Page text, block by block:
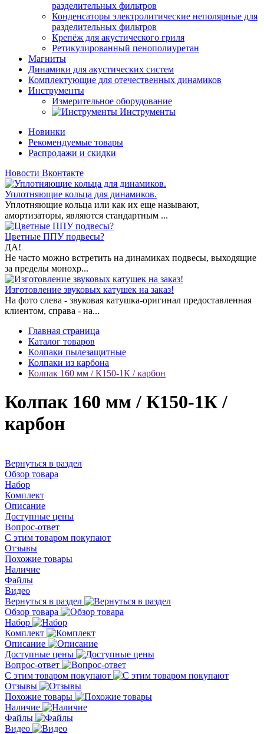
разделительных фильтров
Конденсаторы электролитические неполярные для
разделительных фильтров
Крепёж для акустического гриля
Ретикулированный пенополиуретан
Магниты
Динамики для акустических систем
Комплектующие для отечественных динамиков
Инструменты
Измерительное оборудование
Инструменты
Новинки
Рекомендуемые товары
Распродажи и скидки
Новости Вконтакте
Уплотняющие кольца для динамиков.
Уплотняющие кольца или как их еще называют,
амортизаторы, являются стандартным ...
Цветные ППУ подвесы?
ДА!
Не часто можно встретить на динамиках подвесы, выходящие
за пределы монохр...
Изготовление звуковых катушек на заказ!
На фото слева - звуковая катушка-оригинал предоставленная
клиентом, справа - на...
Главная страница
Каталог товаров
Колпаки пылезащитные
Колпаки из карбона
Колпак 160 мм / К150-1К / карбон
Колпак 160 мм / К150-1К /
карбон
Вернуться в раздел
Обзор товара
Набор
Комплект
Описание
Доступные цены
Вопрос-ответ
С этим товаром покупают
Отзывы
Похожие товары
Наличие
Файлы
Видео
Вернуться в раздел
Обзор товара
Набор
Комплект
Описание
Доступные цены
Вопрос-ответ
С этим товаром покупают
Отзывы
Похожие товары
Наличие
Файлы
Видео